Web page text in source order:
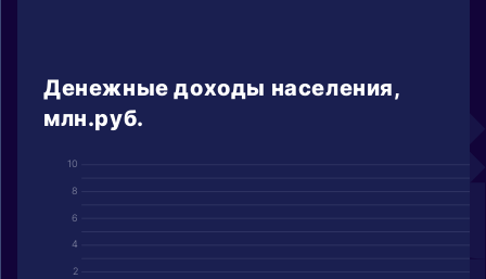
Денежные доходы населения,
млн.руб.
2
4
6
8
10